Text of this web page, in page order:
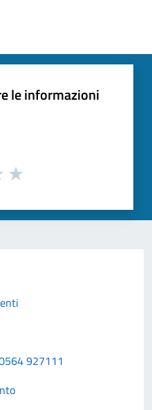
le informazioni
927111